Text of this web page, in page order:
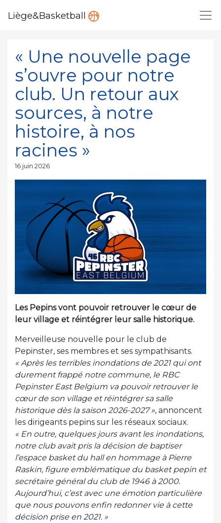
Liège&Basketball
« Une nouvelle page
s’ouvre pour notre
club. Un retour aux
sources, à notre
histoire, à nos
racines »
Publié
16 juin 2026
Les Pepins vont pouvoir retrouver le cœur de
leur village et réintégrer leur salle historique.
Merveilleuse nouvelle pour le club de
Pepinster, ses membres et ses sympathisants.
« Après les terribles inondations de 2021 qui ont
durement frappé notre commune, le RBC
Pepinster East Belgium va pouvoir retrouver le
cœur de son village et réintégrer sa salle
historique dès la saison 2026-2027 », annoncent
les dirigeants pepins sur les réseaux sociaux.
« En outre, quelques jours avant les inondations,
notre club avait pris la décision de baptiser
l’espace basket du hall en hommage à Pierre
Raskin, figure emblématique du basket pepin et
secrétaire général du club de 1946 à 2000.
Aujourd’hui, c’est avec une émotion particulière
que nous pouvons enfin redonner vie à cette
décision prise en 2021. »